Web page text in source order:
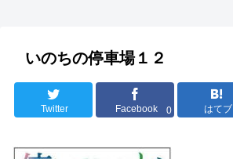
いのちの停車場１２
Twitter Facebook 0 はてブ